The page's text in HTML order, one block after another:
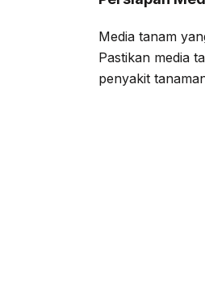
Media tanam
Pastikan media
penyakit